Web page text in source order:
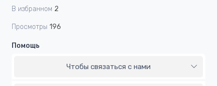
В избранном 2
Просмотры 196
Помощь
Чтобы связаться с нами